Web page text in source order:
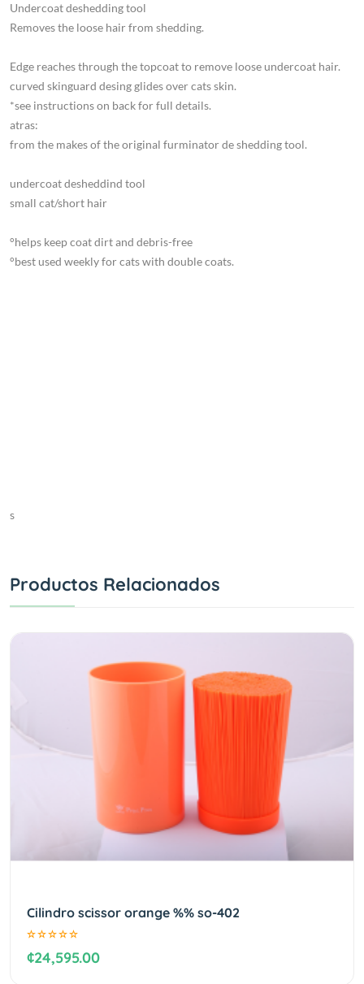
Undercoat deshedding tool
Removes the loose hair from shedding.
Edge reaches through the topcoat to remove loose undercoat hair.
curved skinguard desing glides over cats skin.
*see instructions on back for full details.
atras:
from the makes of the original furminator de shedding tool.
undercoat desheddind tool
small cat/short hair
°helps keep coat dirt and debris-free
°best used weekly for cats with double coats.
s
Productos Relacionados
Cilindro scissor orange %% so-402
¢24,595.00